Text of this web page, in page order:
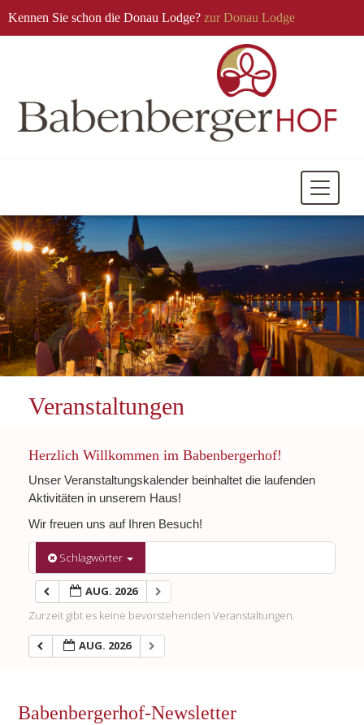
Kennen Sie schon die Donau Lodge? zur Donau Lodge
Mobile
Veranstaltungen
Herzlich Willkommen im Babenbergerhof!
Unser Veranstaltungskalender beinhaltet die laufenden
Aktivitäten in unserem Haus!
Wir freuen uns auf Ihren Besuch!
Schlagwörter
AUG. 2026
Zurzeit gibt es keine bevorstehenden Veranstaltungen.
AUG. 2026
Babenbergerhof-Newsletter